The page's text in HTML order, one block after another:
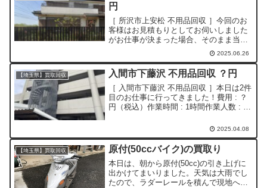
円
［ 所沢市上安松 不用品回収 ］今回のお
客様はお見積もりとしてお伺いしました
がお仕事が決まった場合、そのまま当日
回収のご希望だったため事前に回収準備
をしお伺いしました。料金等その場で即
決していただけたので、そのまま回収い
たしました。費用 :...
2025.06.26
【埼玉県】買取回収 入間市下藤沢 不用品回収 ？円
［ 入間市下藤沢 不用品回収 ］本日は2件
目のお仕事に行ってきました！費用 : ？
円（税込）作業時間 : 1時間作業人数 : 2
（枕、座布団）等寝具×16、日本人形、
クラリネット、ミシン他今回のお客様
は、...
2025.04.08
【埼玉県】買取回収 原付(50ccバイク)の買取り
本日は、朝から原付(50cc)の引き上げに
出かけてまいりました。天気は大雨でし
たので、ラダーレールを積んで現地へ。